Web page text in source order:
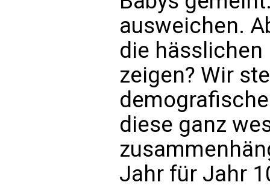
ausweichen.
die
zeigen? Wir
diese ganz
Jahr für Jahr